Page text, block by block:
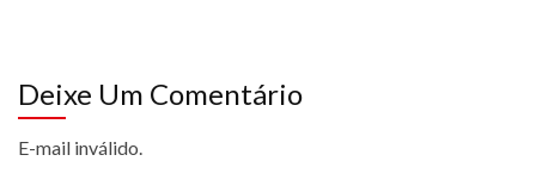
Deixe Um Comentário
E-mail inválido.